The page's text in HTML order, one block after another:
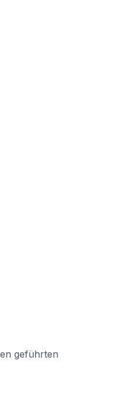
geführten